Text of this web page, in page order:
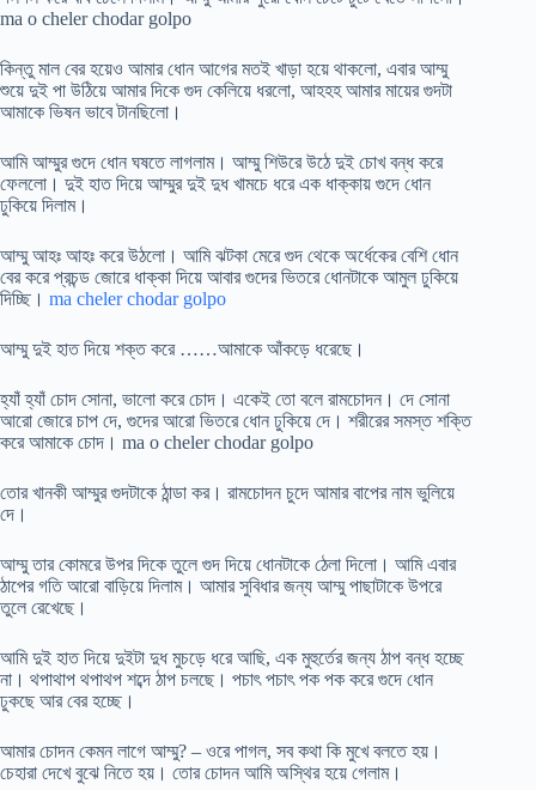
ma o cheler chodar golpo
কিন্তু মাল বের হয়েও আমার ধোন আগের মতই খাড়া হয়ে থাকলো, এবার আম্মু
শুয়ে দুই পা উঠিয়ে আমার দিকে গুদ কেলিয়ে ধরলো, আহহহ আমার মায়ের গুদটা
আমাকে ভিষন ভাবে টানছিলো।
আমি আম্মুর গুদে ধোন ঘষতে লাগলাম। আম্মু শিউরে উঠে দুই চোখ বন্ধ করে
ফেললো। দুই হাত দিয়ে আম্মুর দুই দুধ খামচে ধরে এক ধাক্কায় গুদে ধোন
ঢুকিয়ে দিলাম।
আম্মু আহঃ আহঃ করে উঠলো। আমি ঝটকা মেরে গুদ থেকে অর্ধেকের বেশি ধোন
বের করে প্রচন্ড জোরে ধাক্কা দিয়ে আবার গুদের ভিতরে ধোনটাকে আমুল ঢুকিয়ে
দিচ্ছি। ma cheler chodar golpo
আম্মু দুই হাত দিয়ে শক্ত করে ……আমাকে আঁকড়ে ধরেছে।
হ্যাঁ হ্যাঁ চোদ সোনা, ভালো করে চোদ। একেই তো বলে রামচোদন। দে সোনা
আরো জোরে চাপ দে, গুদের আরো ভিতরে ধোন ঢুকিয়ে দে। শরীরের সমস্ত শক্তি
করে আমাকে চোদ। ma o cheler chodar golpo
তোর খানকী আম্মুর গুদটাকে ঠান্ডা কর। রামচোদন চুদে আমার বাপের নাম ভুলিয়ে
দে।
আম্মু তার কোমরে উপর দিকে তুলে গুদ দিয়ে ধোনটাকে ঠেলা দিলো। আমি এবার
ঠাপের গতি আরো বাড়িয়ে দিলাম। আমার সুবিধার জন্য আম্মু পাছাটাকে উপরে
তুলে রেখেছে।
আমি দুই হাত দিয়ে দুইটা দুধ মুচড়ে ধরে আছি, এক মুহুর্তের জন্য ঠাপ বন্ধ হচ্ছে
না। থপাথাপ থপাথপ শব্দে ঠাপ চলছে। পচাৎ পচাৎ পক পক করে গুদে ধোন
ঢুকছে আর বের হচ্ছে।
আমার চোদন কেমন লাগে আম্মু? – ওরে পাগল, সব কথা কি মুখে বলতে হয়।
চেহারা দেখে বুঝে নিতে হয়। তোর চোদন আমি অস্থির হয়ে গেলাম।